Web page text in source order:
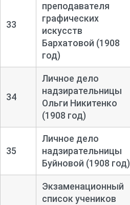
33
преподавателя
графических
искусств
Бархатовой (1908
год)
34
Личное дело
надзирательницы
Ольги Никитенко
(1908 год)
35
Личное дело
надзирательницы
Буйновой (1908 год)
Экзаменационный
список учеников